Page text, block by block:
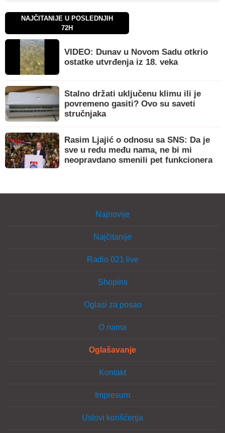
NAJČITANIJE U POSLEDNJIH
72H
VIDEO: Dunav u Novom Sadu otkrio
ostatke utvrđenja iz 18. veka
Stalno držati uključenu klimu ili je
povremeno gasiti? Ovo su saveti
stručnjaka
Rasim Ljajić o odnosu sa SNS: Da je
sve u redu među nama, ne bi mi
neopravdano smenili pet funkcionera
Najnovije
Najčitanije
Radio 021 live
Shopins
Oglasi za posao
O nama
Oglašavanje
Kontakt
Impresum
Uslovi korišćenja